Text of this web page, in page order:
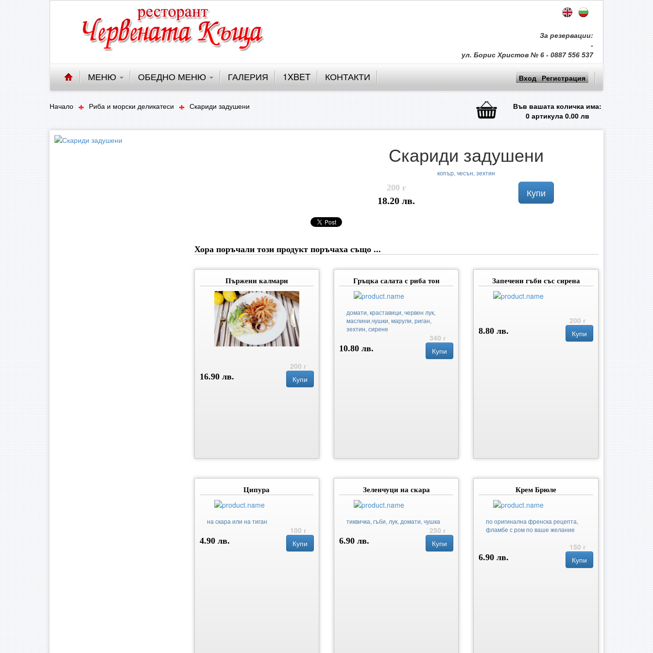
За резервации:
-
ул. Борис Христов № 6 - 0887 556 537
МЕНЮ ОБЕДНО МЕНЮ ГАЛЕРИЯ 1XBET КОНТАКТИ Вход Регистрация
Начало Риба и морски деликатеси Скариди задушени
Във вашата количка има:
0артикула0.00лв
Скариди задушени
копър, чесън, зехтин
200 г
18.20 лв.
Купи
Хора поръчали този продукт поръчаха също ...
Пържени калмари
200 г
16.90 лв.
Купи
Гръцка салата с риба тон
домати, краставици, червен лук,
маслини,чушки, марули, риган,
зехтин, сирене
340 г
10.80 лв.
Купи
Запечени гъби със сирена
200 г
8.80 лв.
Купи
Ципура
на скара или на тиган
100 г
4.90 лв.
Купи
Зеленчуци на скара
тиквичка, гъби, лук, домати, чушка
250 г
6.90 лв.
Купи
Крем Брюле
по оригинална френска рецепта,
фламбе с ром по ваше желание
150 г
6.90 лв.
Купи